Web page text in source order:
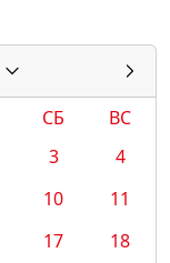
СБ
ВС
3
4
10
11
17
18